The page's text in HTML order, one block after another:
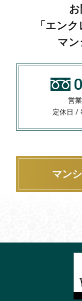
お
「エン
マ
営
定休日 /
マン